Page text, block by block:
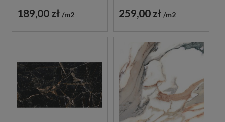
189,00 zł m2 259,00 zł m2